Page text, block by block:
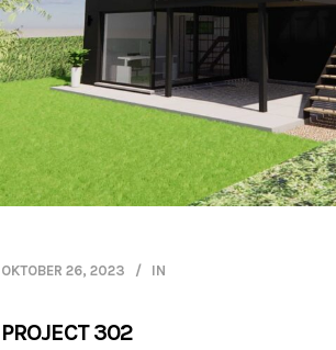
OKTOBER 26, 2023 IN
PROJECT 302